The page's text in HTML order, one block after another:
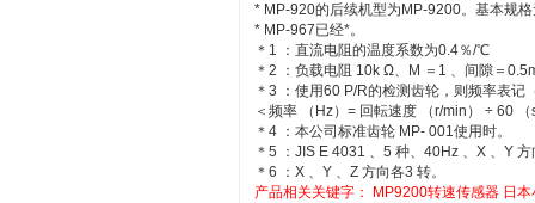
* MP-920的后续机型为MP-9200。基本规
* MP-967已经*。
＊1 ：直流电阻的温度系数为0.4％/℃
＊2 ：负载电阻 10k Ω、M ＝1 、间隙＝
＊3 ：使用60 P/R的检测齿轮，则频率表记
＜频率 （Hz）= 回転速度 （r/min） ÷ 60
＊4 ：本公司标准齿轮 MP- 001使用时。
＊5 ：JIS E 4031 、5 种、40Hz 、X 、Y
＊6 ：X 、Y 、Z 方向各3 转。
产品相关关键字：
MP9200转速传感器 日